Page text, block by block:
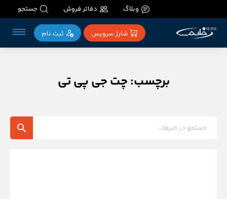
وبلاگ دفاتر فروش جستجو
شارژ سرویس ثبت‌ نام
برچسب: چت جی پی تی